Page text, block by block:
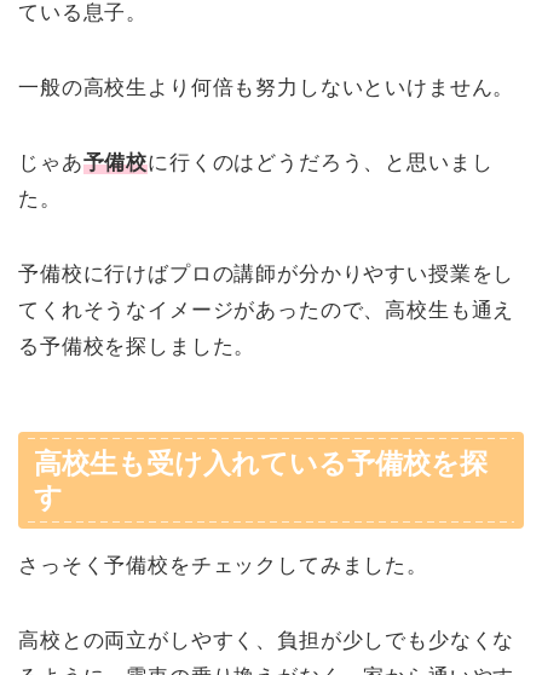
ている息子。
一般の高校生より何倍も努力しないといけません。
じゃあ予備校に行くのはどうだろう、と思いまし
た。
予備校に行けばプロの講師が分かりやすい授業をし
てくれそうなイメージがあったので、高校生も通え
る予備校を探しました。
高校生も受け入れている予備校を探
す
さっそく予備校をチェックしてみました。
高校との両立がしやすく、負担が少しでも少なくな